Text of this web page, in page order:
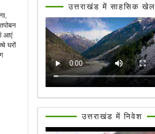
आएं
घरों
उत्तराखंड में साहसिक खेल
उत्तराखंड में निवेश